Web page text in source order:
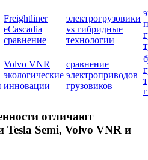
Freightliner
eCascadia
сравнение
электрогрузовики
vs гибридные
технологии
Volvo VNR
экологические
инновации
сравнение
электроприводов
грузовиков
отличают
Tesla Semi, Volvo VNR и